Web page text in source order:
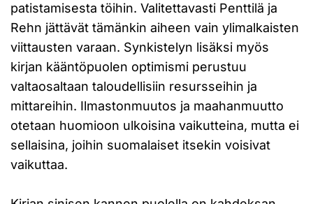
patistamisesta töihin. Valitettavasti Penttilä ja
Rehn jättävät tämänkin aiheen vain ylimalkaisten
viittausten varaan. Synkistelyn lisäksi myös
kirjan kääntöpuolen optimismi perustuu
valtaosaltaan taloudellisiin resursseihin ja
mittareihin. Ilmastonmuutos ja maahanmuutto
otetaan huomioon ulkoisina vaikutteina, mutta ei
sellaisina, joihin suomalaiset itsekin voisivat
vaikuttaa.